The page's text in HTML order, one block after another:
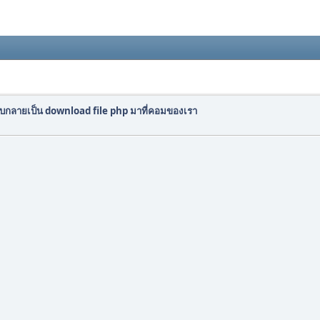
ลายเป็น download file php มาที่คอมของเรา